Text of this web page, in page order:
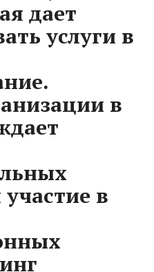
дает
услуги в
в
в